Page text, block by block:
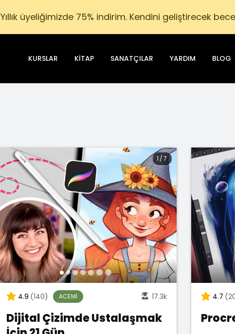
Yıllık üyeliğimizde 75% indirim. Kendini geliştirecek
KURSLAR KITAP SANATÇILAR YARDIM BLOG
4.9 (140) ACEMI 17.3k
Dijital Çizimde Ustalaşmak
1 /7
4.7